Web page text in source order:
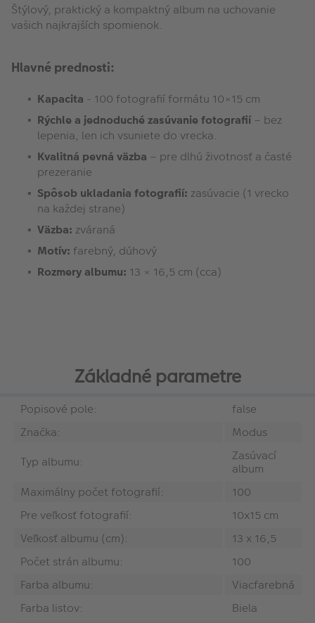
Štýlový, praktický a kompaktný album na uchovanie
vašich najkrajších spomienok.
Hlavné prednosti:
Kapacita - 100 fotografií formátu 10×15 cm
Rýchle a jednoduché zasúvanie fotografií – bez
lepenia, len ich vsuniete do vrecka.
Kvalitná pevná väzba – pre dlhú životnosť a časté
prezeranie
Spôsob ukladania fotografií: zasúvacie (1 vrecko
na každej strane)
Väzba: zváraná
Motív: farebný, dúhový
Rozmery albumu: 13 × 16,5 cm (cca)
Základné parametre
Popisové pole:
false
Značka:
Modus
Typ albumu:
Zasúvací
album
Maximálny počet fotografií:
100
Pre veľkosť fotografií:
10x15 cm
Veľkosť albumu (cm):
13 x 16,5
Počet strán albumu:
100
Farba albumu:
Viacfarebná
Farba listov:
Biela